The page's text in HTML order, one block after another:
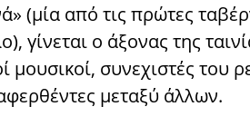
(μία από τις πρώτες
γίνεται ο άξονας της
μουσικοί, συνεχιστές του
μεταξύ άλλων.